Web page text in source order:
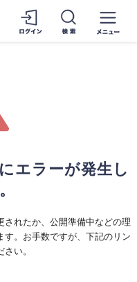
エラーが発生し
されたか、公開準備中などの理
す。お手数ですが、下記のリン
い。